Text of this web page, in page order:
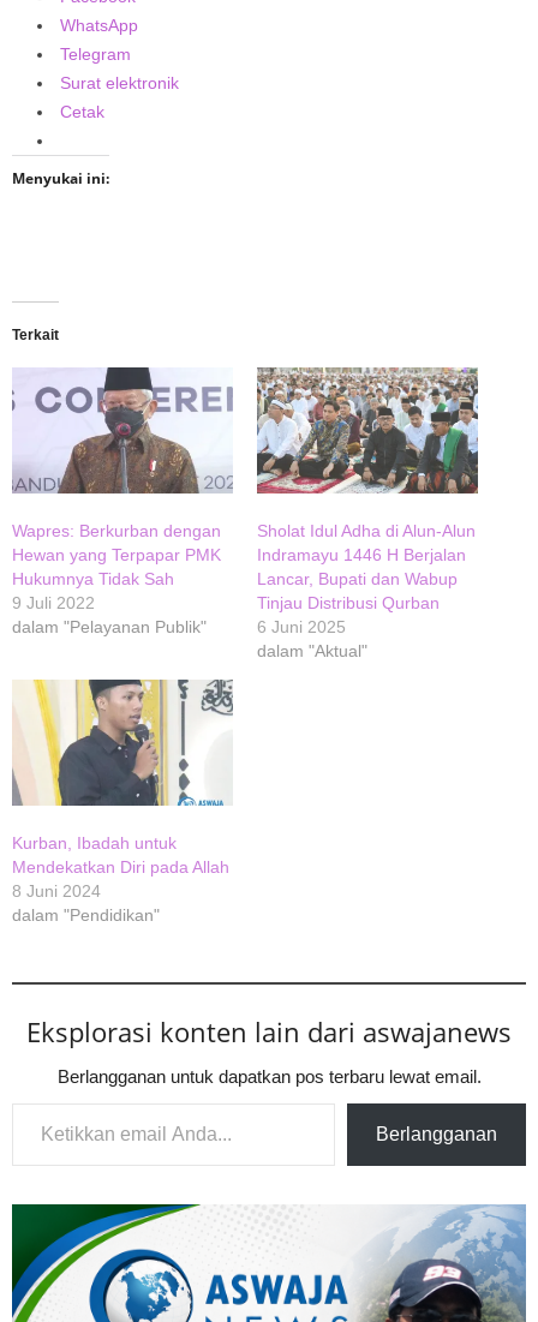
WhatsApp
Telegram
Surat elektronik
Cetak
Menyukai ini:
Terkait
Wapres: Berkurban dengan
Hewan yang Terpapar PMK
Hukumnya Tidak Sah
9 Juli 2022
dalam "Pelayanan Publik"
Sholat Idul Adha di Alun-Alun
Indramayu 1446 H Berjalan
Lancar, Bupati dan Wabup
Tinjau Distribusi Qurban
6 Juni 2025
dalam "Aktual"
Kurban, Ibadah untuk
Mendekatkan Diri pada Allah
8 Juni 2024
dalam "Pendidikan"
Eksplorasi konten lain dari aswajanews
Berlangganan untuk dapatkan pos terbaru lewat email.
Ketikkan email Anda...
Berlangganan